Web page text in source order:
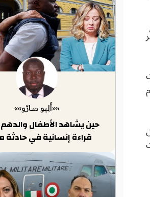
««أَلِيو سارّو»»
حين يشاهد الأطفال
قراءة إنسانية في حادثة